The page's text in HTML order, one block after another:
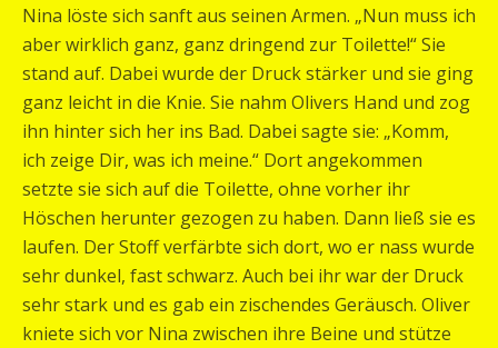
Nina löste sich sanft aus seinen Armen. „Nun muss ich
aber wirklich ganz, ganz dringend zur Toilette!“ Sie
stand auf. Dabei wurde der Druck stärker und sie ging
ganz leicht in die Knie. Sie nahm Olivers Hand und zog
ihn hinter sich her ins Bad. Dabei sagte sie: „Komm,
ich zeige Dir, was ich meine.“ Dort angekommen
setzte sie sich auf die Toilette, ohne vorher ihr
Höschen herunter gezogen zu haben. Dann ließ sie es
laufen. Der Stoff verfärbte sich dort, wo er nass wurde
sehr dunkel, fast schwarz. Auch bei ihr war der Druck
sehr stark und es gab ein zischendes Geräusch. Oliver
kniete sich vor Nina zwischen ihre Beine und stütze